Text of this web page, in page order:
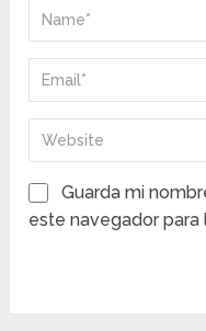
Guarda mi
este navegador